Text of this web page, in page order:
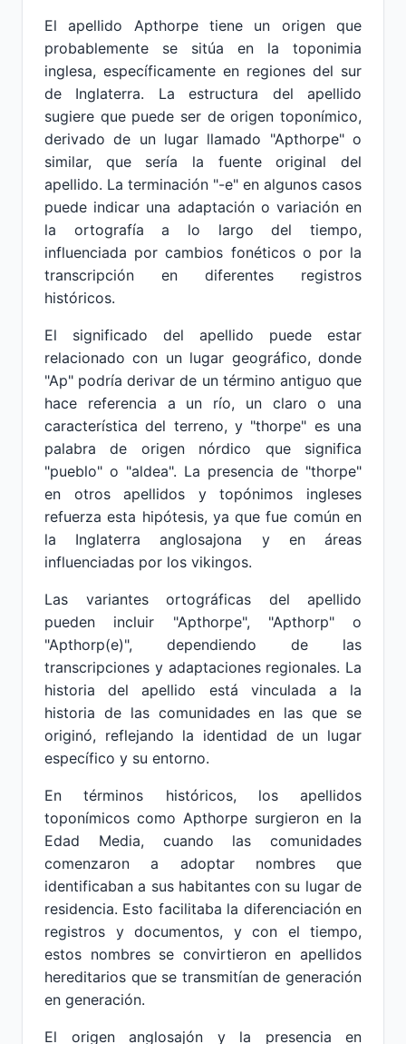
El apellido Apthorpe tiene un origen que
probablemente se sitúa en la toponimia
inglesa, específicamente en regiones del sur
de Inglaterra. La estructura del apellido
sugiere que puede ser de origen toponímico,
derivado de un lugar llamado "Apthorpe" o
similar, que sería la fuente original del
apellido. La terminación "-e" en algunos casos
puede indicar una adaptación o variación en
la ortografía a lo largo del tiempo,
influenciada por cambios fonéticos o por la
transcripción en diferentes registros
históricos.
El significado del apellido puede estar
relacionado con un lugar geográfico, donde
"Ap" podría derivar de un término antiguo que
hace referencia a un río, un claro o una
característica del terreno, y "thorpe" es una
palabra de origen nórdico que significa
"pueblo" o "aldea". La presencia de "thorpe"
en otros apellidos y topónimos ingleses
refuerza esta hipótesis, ya que fue común en
la Inglaterra anglosajona y en áreas
influenciadas por los vikingos.
Las variantes ortográficas del apellido
pueden incluir "Apthorpe", "Apthorp" o
"Apthorp(e)", dependiendo de las
transcripciones y adaptaciones regionales. La
historia del apellido está vinculada a la
historia de las comunidades en las que se
originó, reflejando la identidad de un lugar
específico y su entorno.
En términos históricos, los apellidos
toponímicos como Apthorpe surgieron en la
Edad Media, cuando las comunidades
comenzaron a adoptar nombres que
identificaban a sus habitantes con su lugar de
residencia. Esto facilitaba la diferenciación en
registros y documentos, y con el tiempo,
estos nombres se convirtieron en apellidos
hereditarios que se transmitían de generación
en generación.
El origen anglosajón y la presencia en